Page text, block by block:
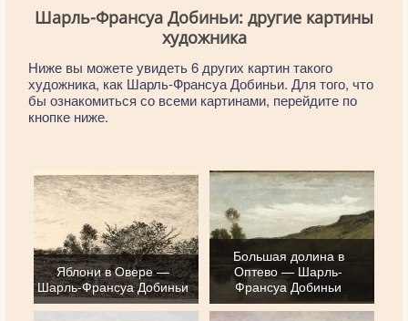
Шарль-Франсуа Добиньи: другие картины
художника
Ниже вы можете увидеть 6 других картин такого
художника, как Шарль-Франсуа Добиньи. Для того, что
бы ознакомиться со всеми картинами, перейдите по
кнопке ниже.
Яблони в Овере —
Шарль-Франсуа Добиньи
Большая долина в
Оптево — Шарль-
Франсуа Добиньи